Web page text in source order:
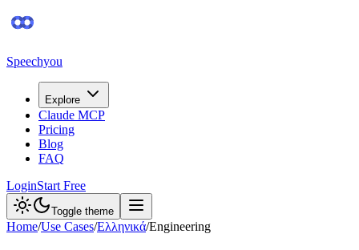
Speechyou
Explore
Claude MCP
Pricing
Blog
FAQ
LoginStart Free
Toggle theme
Home/Use Cases/Ελληνικά/Engineering